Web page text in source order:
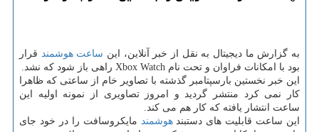
به گزارش ما دیجیتال به نقل از خبر آنلاین، این ساعت هوشمند قرار
بود با امكانات فراوان و تحت نام Xbox Watch راهی باز شود كه نشد.
این خبر نخستین بارسپتامبر گذشته با تصاویر خام از ساعتی كه ظاهرا
كار نمی كرد منتشر گردید و امروز تصاویری از نمونه اولیه این
ساعت انتشار یافته كه كار هم می كند.
این ساعت قابلیت های دستبندهوشمند مایكروسافت را در خود جای